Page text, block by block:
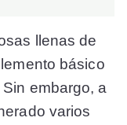
llenas de
básico
embargo, a
varios